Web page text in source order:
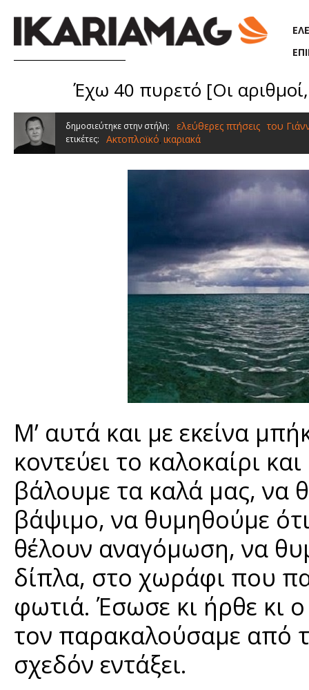
Έχω 40 πυρετό [Οι αριθμοί,
δημοσιεύτηκε στην στήλη: ελεύθερες πτήσεις του
ετικέτες: Ακτοπλοϊκό, ικαριακά
Μ’ αυτά και με εκείνα
κοντεύει το καλοκαίρι
βάλουμε τα καλά μας, να
βάψιμο, να θυμηθούμε
θέλουν αναγόμωση, να
δίπλα, στο χωράφι που
φωτιά. Έσωσε κι ήρθε κι
τον παρακαλούσαμε από
σχεδόν εντάξει.